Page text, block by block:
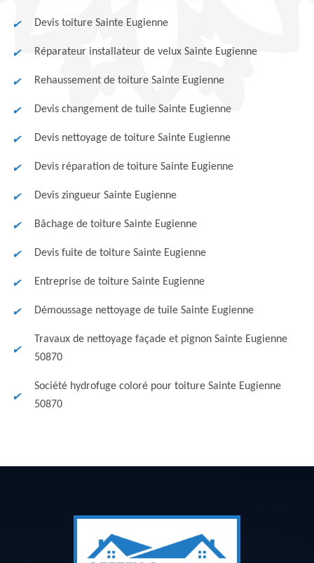
Devis toiture Sainte Eugienne
Réparateur installateur de velux Sainte Eugienne
Rehaussement de toiture Sainte Eugienne
Devis changement de tuile Sainte Eugienne
Devis nettoyage de toiture Sainte Eugienne
Devis réparation de toiture Sainte Eugienne
Devis zingueur Sainte Eugienne
Bâchage de toiture Sainte Eugienne
Devis fuite de toiture Sainte Eugienne
Entreprise de toiture Sainte Eugienne
Démoussage nettoyage de tuile Sainte Eugienne
Travaux de nettoyage façade et pignon Sainte Eugienne
50870
Société hydrofuge coloré pour toiture Sainte Eugienne
50870